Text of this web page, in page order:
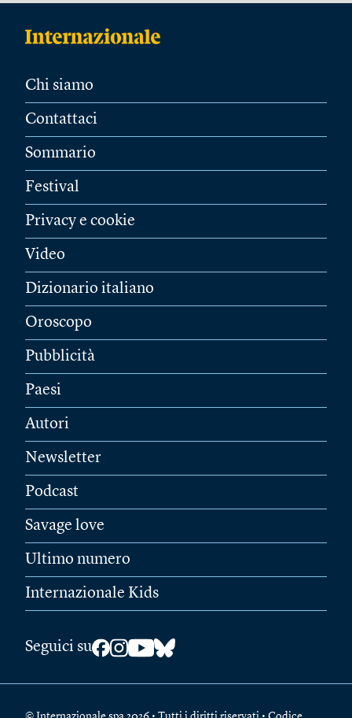
Chi siamo
Contattaci
Sommario
Festival
Privacy e cookie
Video
Dizionario italiano
Oroscopo
Pubblicità
Paesi
Autori
Newsletter
Podcast
Savage love
Ultimo numero
Internazionale Kids
Seguici su